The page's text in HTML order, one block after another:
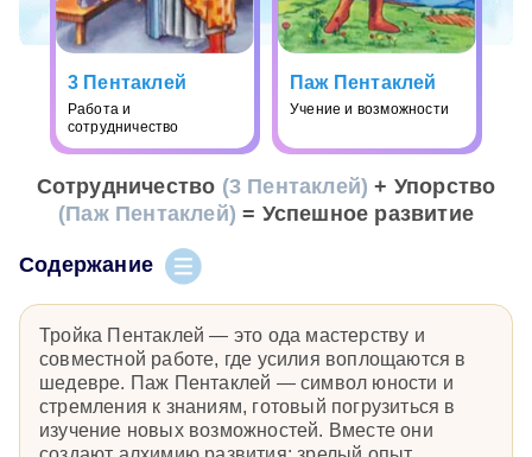
3 Пентаклей
Работа и
сотрудничество
Паж Пентаклей
Учение и возможности
Сотрудничество (3 Пентаклей) + Упорство
(Паж Пентаклей) = Успешное развитие
Содержание
Тройка Пентаклей — это ода мастерству и
совместной работе, где усилия воплощаются в
шедевре. Паж Пентаклей — символ юности и
стремления к знаниям, готовый погрузиться в
изучение новых возможностей. Вместе они